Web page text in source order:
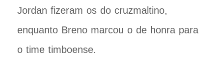
Jordan fizeram os do cruzmaltino,
enquanto Breno marcou o de honra para
o time timboense.